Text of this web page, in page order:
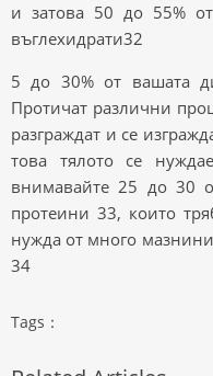
и затова 50 до 55%
въглехидрати32
5 до 30% от вашата
Протичат различни
разграждат и се
това тялото се
внимавайте 25 до 30
протеини 33, които
нужда от много мазнини
34
Tags：